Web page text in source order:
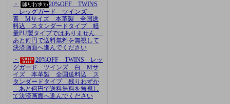
・
20%OFF TWINS
レッグガード ツインズ
青 Mサイズ 本革製 全国送
料込 スタンダードタイプ 軽
量PU製タイプではありません
あと何円で送料無料を無視して
決済画面へ進んでください
・
20%OFF TWINS レッ
グガード ツインズ 白 Mサ
イズ 本革製 全国送料込 ス
タンダードタイプ 残りわずか
あと何円で送料無料を無視し
て決済画面へ進んでください